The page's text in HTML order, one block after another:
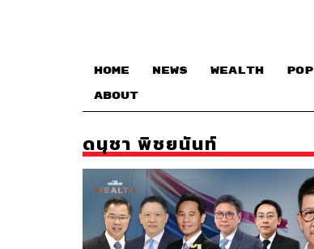
HOME NEWS WEALTH POP
ABOUT
ดนุชา พิชยนันท์